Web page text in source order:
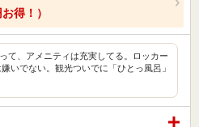
得！）
て、アメニティは充実してる。ロッカー
いでない。観光ついでに「ひとっ風呂」